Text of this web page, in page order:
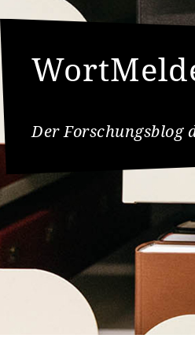
Der